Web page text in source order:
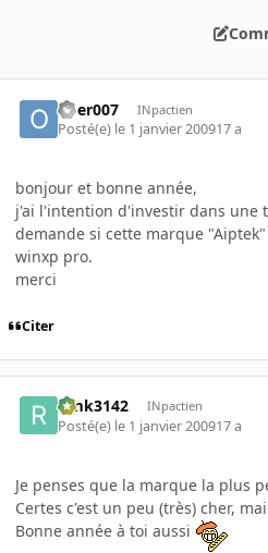
ober007 INpactien
Posté(e) le 1 janvier 200917 a
bonjour et bonne année,
j'ai l'intention d'investir dans une
demande si cette marque
winxp pro.
merci
Citer
rimk3142 INpactien
Posté(e) le 1 janvier 200917 a
Je penses que la marque la plus
Certes c'est un peu (très) cher,
Bonne année à toi aussi